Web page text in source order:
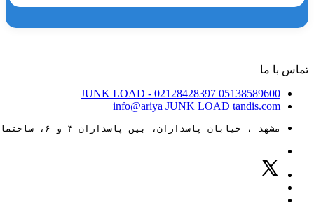
تماس با ما
05138589600
JUNK LOAD - 02128428397
info@ariya JUNK LOAD tandis.com
مشهد ، خیابان پاسداران، بین پاسداران ۴ و ۶، ساختمان ۸۸